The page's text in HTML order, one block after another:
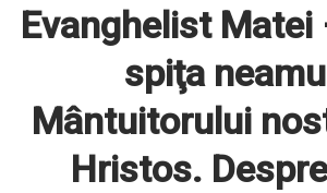
Evanghelist Matei
spiţa
Mântuitorului
Hristos.